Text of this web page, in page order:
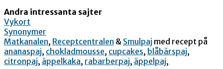
Andra intressanta sajter
Vykort
Synonymer
Matkanalen, Receptcentralen & Smulpaj med recept på
ananaspaj, chokladmousse, cupcakes, blåbärspaj,
citronpaj, äppelkaka, rabarberpaj, äppelpaj,